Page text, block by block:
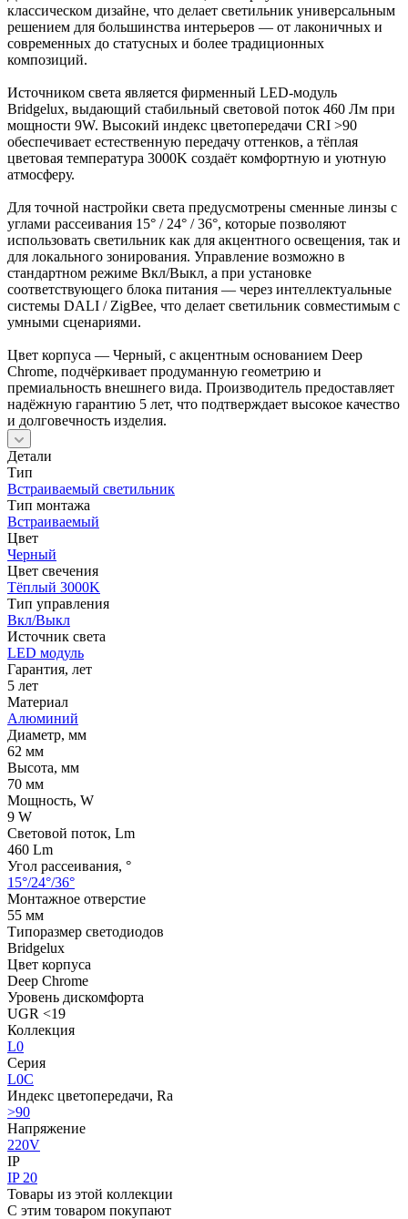
классическом дизайне, что делает светильник универсальным
решением для большинства интерьеров — от лаконичных и
современных до статусных и более традиционных
композиций.
Источником света является фирменный LED-модуль
Bridgelux, выдающий стабильный световой поток 460 Лм при
мощности 9W. Высокий индекс цветопередачи CRI >90
обеспечивает естественную передачу оттенков, а тёплая
цветовая температура 3000K создаёт комфортную и уютную
атмосферу.
Для точной настройки света предусмотрены сменные линзы с
углами рассеивания 15° / 24° / 36°, которые позволяют
использовать светильник как для акцентного освещения, так и
для локального зонирования. Управление возможно в
стандартном режиме Вкл/Выкл, а при установке
соответствующего блока питания — через интеллектуальные
системы DALI / ZigBee, что делает светильник совместимым с
умными сценариями.
Цвет корпуса — Черный, с акцентным основанием Deep
Chrome, подчёркивает продуманную геометрию и
премиальность внешнего вида. Производитель предоставляет
надёжную гарантию 5 лет, что подтверждает высокое качество
и долговечность изделия.
Детали
Тип
Встраиваемый светильник
Тип монтажа
Встраиваемый
Цвет
Черный
Цвет свечения
Тёплый 3000K
Тип управления
Вкл/Выкл
Источник cвета
LED модуль
Гарантия, лет
5 лет
Материал
Алюминий
Диаметр, мм
62 мм
Высота, мм
70 мм
Мощность, W
9 W
Световой поток, Lm
460 Lm
Угол рассеивания, °
15°/24°/36°
Монтажное отверстие
55 мм
Типоразмер светодиодов
Bridgelux
Цвет корпуса
Deep Chrome
Уровень дискомфорта
UGR <19
Коллекция
L0
Серия
L0C
Индекс цветопередачи, Ra
>90
Напряжение
220V
IP
IP 20
Товары из этой коллекции
С этим товаром покупают